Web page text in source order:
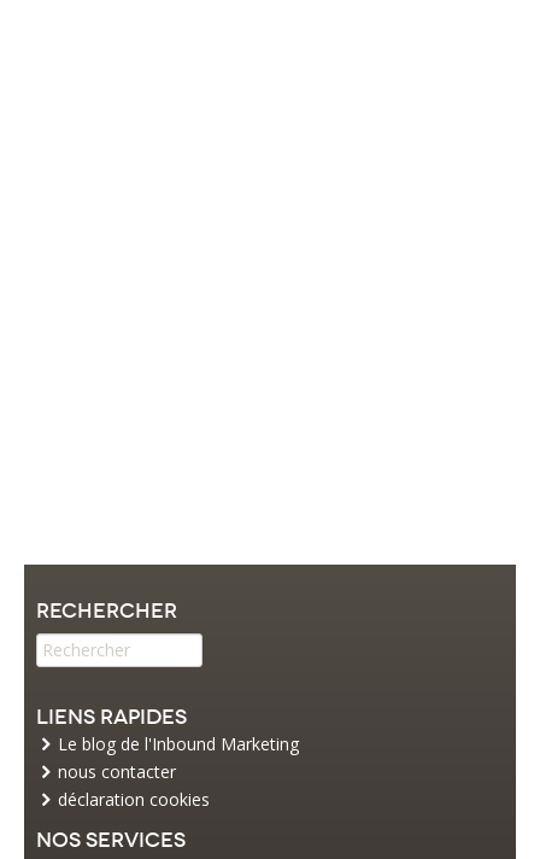
Rechercher
Liens rapides
Le blog de l'Inbound Marketing
nous contacter
déclaration cookies
Nos services